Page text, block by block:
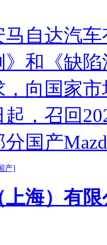
马自达汽
》和《缺
向国家
，召回
国产
产]
上海）有